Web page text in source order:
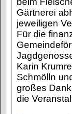
Gärtnerei
jeweiligen
Für die
Karin
Schmölln
großes
die